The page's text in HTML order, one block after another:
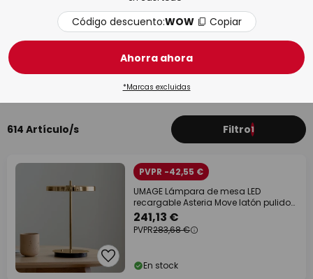
Dormitorio
614 Artículo/s Filtro1
PVPR -42,55 €
UMAGE Lámpara de mesa LED
recargable Asteria Move latón pulido
31 cm
241,13 €
PVPR283,68 €
En stock
Código descuento:WOW Copiar
Ahorra ahora
*Marcas excluidas